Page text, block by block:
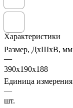
Характеристики
Размер, ДхШхВ, мм
—
390х190х188
Единица измерения
—
шт.